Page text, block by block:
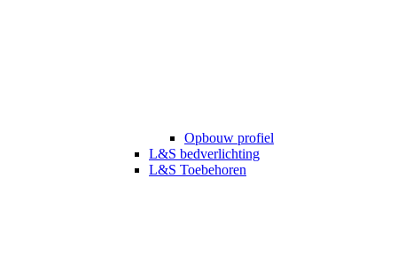
Opbouw profiel
L&S bedverlichting
L&S Toebehoren